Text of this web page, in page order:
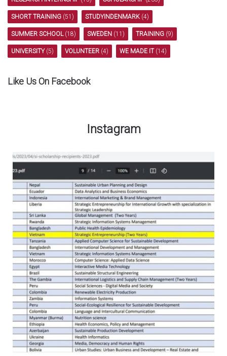
SHORT TRAINING (51) STUDYINDENMARK (4)
SUMMER SCHOOL(18) SWEDEN (11) TRAINING (9)
UNIVERSITY(5) VOLUNTEER (4) WE MADE IT(14)
Like Us On Facebook
Instagram